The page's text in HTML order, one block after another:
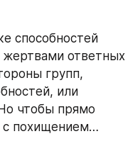
способностей
жертвами ответных
групп,
или
чтобы прямо
с похищением…